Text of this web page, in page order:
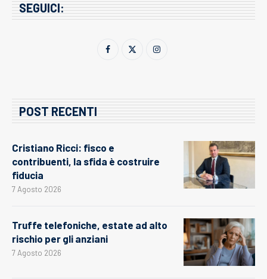
SEGUICI:
POST RECENTI
Cristiano Ricci: fisco e
contribuenti, la sfida è costruire
fiducia
7 Agosto 2026
Truffe telefoniche, estate ad alto
rischio per gli anziani
7 Agosto 2026